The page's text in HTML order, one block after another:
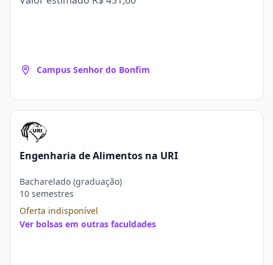
Campus Senhor do Bonfim
Engenharia de Alimentos na URI
Bacharelado (graduação)
10 semestres
Oferta indisponível
Ver bolsas em outras faculdades